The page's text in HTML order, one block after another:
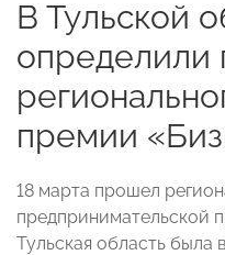
В Тульской
определили
премии
18 марта прошел
предпринимательской
Тульская область была